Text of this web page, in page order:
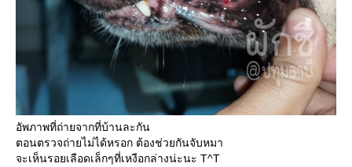
อัพภาพที่ถ่ายจากที่บ้านละกัน
ตอนตรวจถ่ายไม่ได้หรอก ต้องช่วยกันจับหมา
จะเห็นรอยเลือดเล็กๆที่เหงือกล่างน่ะนะ T^T